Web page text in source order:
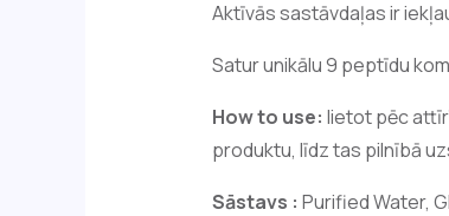
Aktīvās sastāvdaļas ir
Satur unikālu 9 peptīdu
How to use: lietot pēc
produktu, līdz tas pilnībā
Sāstavs : Purified Water,